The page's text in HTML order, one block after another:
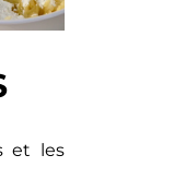
et les